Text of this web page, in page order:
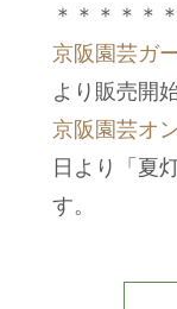
＊＊＊＊＊
京阪園芸ガ
より販売開
京阪園芸オ
日より「夏
す。